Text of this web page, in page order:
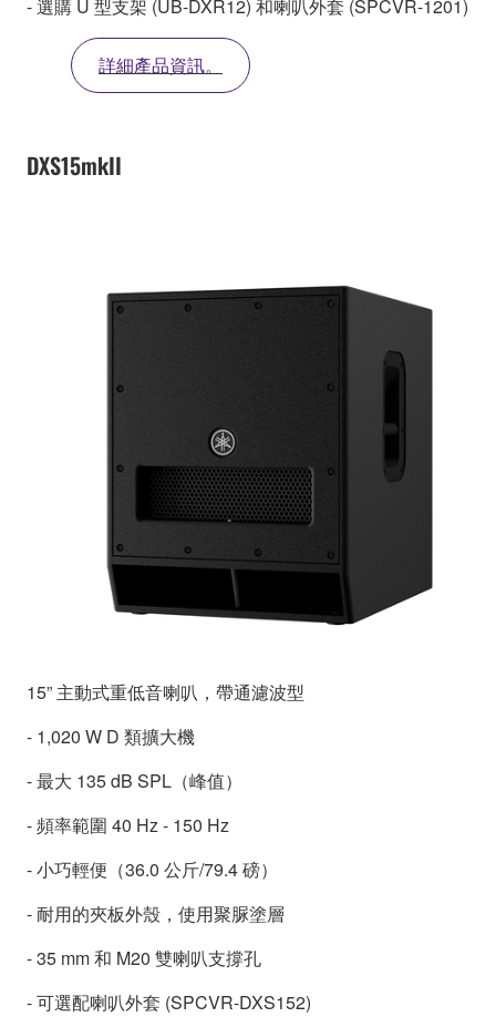
- 選購 U 型支架 (UB-DXR12) 和喇叭外套 (SPCVR-1201)
詳細產品資訊。
DXS15mkII
15” 主動式重低音喇叭，帶通濾波型
- 1,020 W D 類擴大機
- 最大 135 dB SPL（峰值）
- 頻率範圍 40 Hz - 150 Hz
- 小巧輕便（36.0 公斤/79.4 磅）
- 耐用的夾板外殼，使用聚脲塗層
- 35 mm 和 M20 雙喇叭支撐孔
- 可選配喇叭外套 (SPCVR-DXS152)